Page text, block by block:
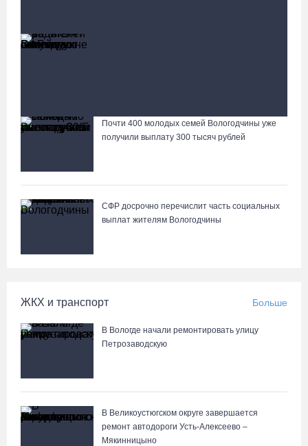
Лазерную проекцию на пешеходных переходах сделают в
Почти 400 молодых семей Вологодчины уже
получили выплату 300 тысяч рублей
СФР досрочно перечислит часть социальных
выплат жителям Вологодчины
ЖКХ и транспорт Больше
В Вологде начали ремонтировать улицу
Петрозаводскую
В Великоустюгском округе завершается
ремонт автодороги Усть-Алексеево –
Мякинницыно